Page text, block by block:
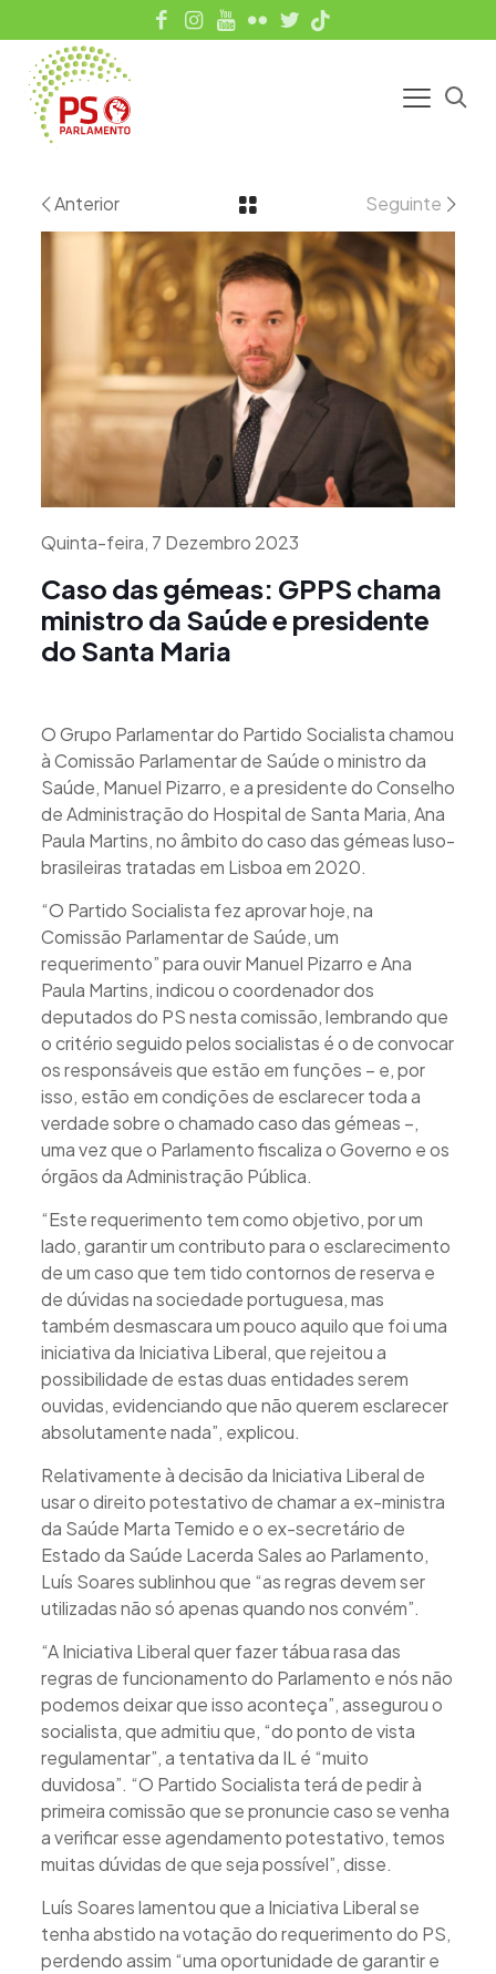
Anterior Seguinte
Quinta-feira, 7 Dezembro 2023
Caso das gémeas: GPPS chama
ministro da Saúde e presidente
do Santa Maria
O Grupo Parlamentar do Partido Socialista chamou
à Comissão Parlamentar de Saúde o ministro da
Saúde, Manuel Pizarro, e a presidente do Conselho
de Administração do Hospital de Santa Maria, Ana
Paula Martins, no âmbito do caso das gémeas luso-
brasileiras tratadas em Lisboa em 2020.
“O Partido Socialista fez aprovar hoje, na
Comissão Parlamentar de Saúde, um
requerimento” para ouvir Manuel Pizarro e Ana
Paula Martins, indicou o coordenador dos
deputados do PS nesta comissão, lembrando que
o critério seguido pelos socialistas é o de convocar
os responsáveis que estão em funções – e, por
isso, estão em condições de esclarecer toda a
verdade sobre o chamado caso das gémeas –,
uma vez que o Parlamento fiscaliza o Governo e os
órgãos da Administração Pública.
“Este requerimento tem como objetivo, por um
lado, garantir um contributo para o esclarecimento
de um caso que tem tido contornos de reserva e
de dúvidas na sociedade portuguesa, mas
também desmascara um pouco aquilo que foi uma
iniciativa da Iniciativa Liberal, que rejeitou a
possibilidade de estas duas entidades serem
ouvidas, evidenciando que não querem esclarecer
absolutamente nada”, explicou.
Relativamente à decisão da Iniciativa Liberal de
usar o direito potestativo de chamar a ex-ministra
da Saúde Marta Temido e o ex-secretário de
Estado da Saúde Lacerda Sales ao Parlamento,
Luís Soares sublinhou que “as regras devem ser
utilizadas não só apenas quando nos convém”.
“A Iniciativa Liberal quer fazer tábua rasa das
regras de funcionamento do Parlamento e nós não
podemos deixar que isso aconteça”, assegurou o
socialista, que admitiu que, “do ponto de vista
regulamentar”, a tentativa da IL é “muito
duvidosa”. “O Partido Socialista terá de pedir à
primeira comissão que se pronuncie caso se venha
a verificar esse agendamento potestativo, temos
muitas dúvidas de que seja possível”, disse.
Luís Soares lamentou que a Iniciativa Liberal se
tenha abstido na votação do requerimento do PS,
perdendo assim “uma oportunidade de garantir e